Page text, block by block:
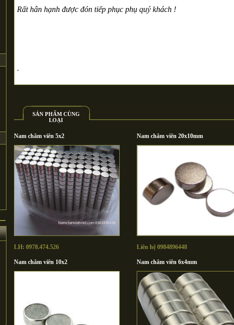
Rất hân hạnh được đón tiếp phục phụ quý khách !
-
SẢN PHẨM CÙNG
LOẠI
Nam châm viên 5x2
LH: 0978.474.526
Nam châm viên 20x10mm
Liên hệ 0984896448
Nam châm viên 10x2 Nam châm viên 6x4mm